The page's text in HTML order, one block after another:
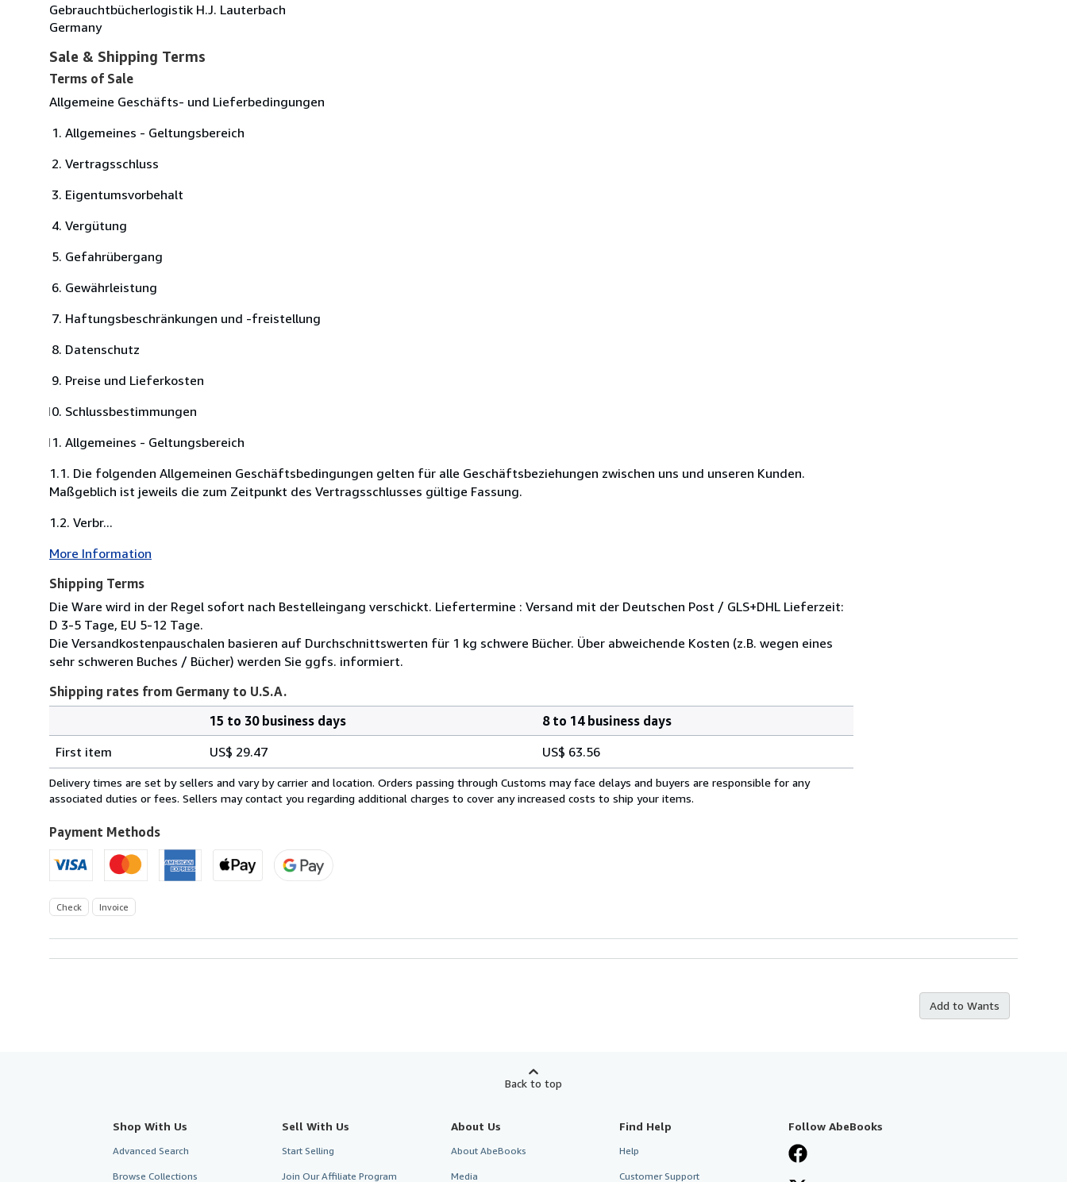
Gebrauchtbücherlogistik H.J. Lauterbach
Germany
Sale & Shipping Terms
Terms of Sale
Allgemeine Geschäfts- und Lieferbedingungen
Allgemeines - Geltungsbereich
Vertragsschluss
Eigentumsvorbehalt
Vergütung
Gefahrübergang
Gewährleistung
Haftungsbeschränkungen und -freistellung
Datenschutz
Preise und Lieferkosten
Schlussbestimmungen
Allgemeines - Geltungsbereich
1.1. Die folgenden Allgemeinen Geschäftsbedingungen gelten für alle Geschäftsbeziehungen zwischen uns und unseren Kunden.
Maßgeblich ist jeweils die zum Zeitpunkt des Vertragsschlusses gültige Fassung.
1.2. Verbr...
More Information
Shipping Terms
Die Ware wird in der Regel sofort nach Bestelleingang verschickt. Liefertermine : Versand mit der Deutschen Post / GLS+DHL Lieferzeit:
D 3-5 Tage, EU 5-12 Tage.
Die Versandkostenpauschalen basieren auf Durchschnittswerten für 1 kg schwere Bücher. Über abweichende Kosten (z.B. wegen eines
sehr schweren Buches / Bücher) werden Sie ggfs. informiert.
Shipping rates from Germany to U.S.A.
rates
from
Germany
U.S.A.
15 to 30 business days
8 to 14 business days
First item
US$ 29.47 US$ 63.56
Delivery times are set by sellers and vary by carrier and location. Orders passing through Customs may face delays and buyers are responsible for any
associated duties or fees. Sellers may contact you regarding additional charges to cover any increased costs to ship your items.
Payment Methods
Check Invoice
Add to Wants
Back to top
Shop With Us
Advanced Search
Browse Collections
Sell With Us
Start Selling
Join Our Affiliate Program
About Us
About AbeBooks
Media
Find Help
Help
Customer Support
Follow AbeBooks